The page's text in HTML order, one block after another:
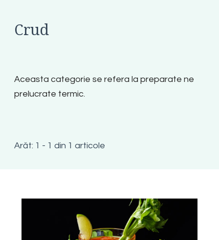
Crud
Aceasta categorie se refera la preparate ne
prelucrate termic.
Arăt: 1 - 1 din 1 articole